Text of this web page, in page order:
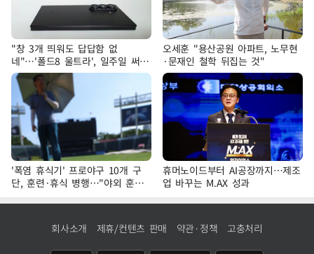
"창 3개 띄워도 답답함 없
네"…'폴드8 울트라', 일주일 써보
니
오세훈 "용산공원 아파트, 노무현
·문재인 철학 뒤집는 것"
'폭염 휴식기' 프로야구 10개 구
단, 훈련·휴식 병행…"야외 훈련
해도 안전 최우선"
휴머노이드부터 AI공장까지…제조
업 바꾸는 M.AX 성과
회사소개 제휴/컨텐츠 판매 약관·정책 고충처리